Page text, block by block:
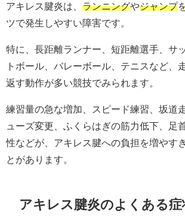
アキレス腱炎は、 ランニングやジャンプ
ツで発生しやすい障害です。
特に、長距離ランナー、短距離選手、サ
トボール、バレーボール、テニスなど、
返す動作が多い競技でみられます。
練習量の急な増加、スピード練習、坂道
ューズ変更、ふくらはぎの筋力低下、足
性などが、アキレス腱への負担を増やす
とがあります。
アキレス腱炎のよくある症